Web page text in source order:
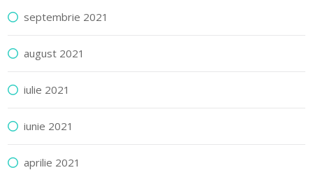
septembrie 2021
august 2021
iulie 2021
iunie 2021
aprilie 2021